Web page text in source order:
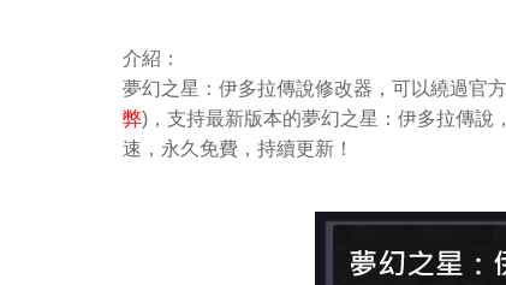
介紹：
夢幻之星：伊多拉傳說修改器，可以繞過官
弊)，支持最新版本的夢幻之星：伊多拉傳
速，永久免費，持續更新！